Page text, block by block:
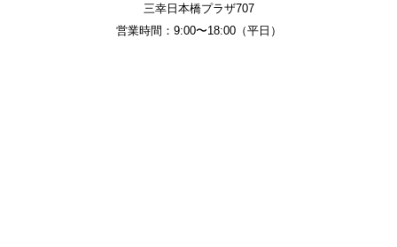
三幸日本橋プラザ707
営業時間：9:00〜18:00（平日）